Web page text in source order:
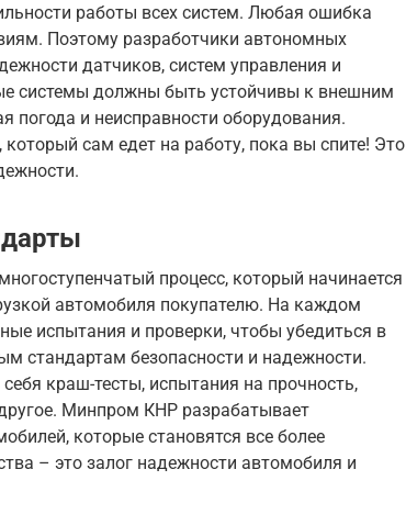
работы всех систем. Любая ошибка
Поэтому разработчики автономных
датчиков, систем управления и
системы должны быть устойчивы к внешним
погода и неисправности оборудования.
сам едет на работу, пока вы спите! Это
процесс, который начинается
автомобиля покупателю. На каждом
испытания и проверки, чтобы убедиться в
стандартам безопасности и надежности.
краш-тесты, испытания на прочность,
Минпром КНР разрабатывает
которые становятся все более
– это залог надежности автомобиля и